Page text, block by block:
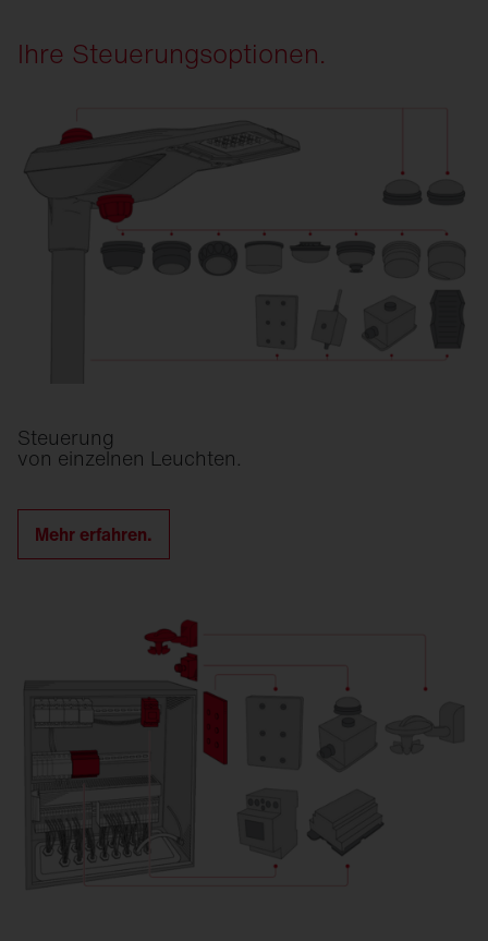
Ihre Steuerungsoptionen.
Steuerung
von einzelnen Leuchten.
Mehr erfahren.